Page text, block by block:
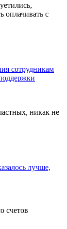
оплачивать с
сотрудникам
никак не
лучше,
счетов